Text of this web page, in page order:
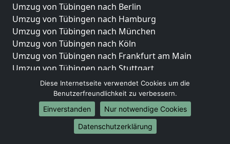
Umzug von Tübingen nach Berlin
Umzug von Tübingen nach Hamburg
Umzug von Tübingen nach München
Umzug von Tübingen nach Köln
Umzug von Tübingen nach Frankfurt am Main
Umzug von Tübingen nach Stuttgart
Umzug von Tübingen nach Düsseldorf
Umzug von Tübingen nach Leipzig
Umzug von Tübingen nach Dortmund
Umzug von Tübingen nach Essen
Umzug von Tübingen nach Bremen
Diese Internetseite verwendet Cookies um die
Benutzerfreundlichkeit zu verbessern.
Einverstanden
Nur notwendige Cookies
Datenschutzerklärung